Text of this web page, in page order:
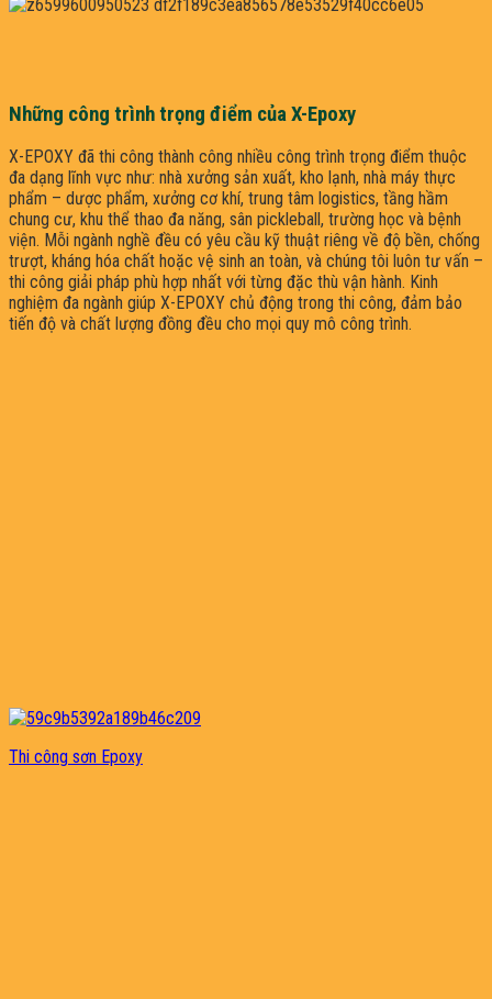
Những công trình trọng điểm của X-Epoxy
X-EPOXY đã thi công thành công nhiều công trình trọng điểm thuộc
đa dạng lĩnh vực như: nhà xưởng sản xuất, kho lạnh, nhà máy thực
phẩm – dược phẩm, xưởng cơ khí, trung tâm logistics, tầng hầm
chung cư, khu thể thao đa năng, sân pickleball, trường học và bệnh
viện. Mỗi ngành nghề đều có yêu cầu kỹ thuật riêng về độ bền, chống
trượt, kháng hóa chất hoặc vệ sinh an toàn, và chúng tôi luôn tư vấn –
thi công giải pháp phù hợp nhất với từng đặc thù vận hành. Kinh
nghiệm đa ngành giúp X-EPOXY chủ động trong thi công, đảm bảo
tiến độ và chất lượng đồng đều cho mọi quy mô công trình.
Thi công sơn Epoxy